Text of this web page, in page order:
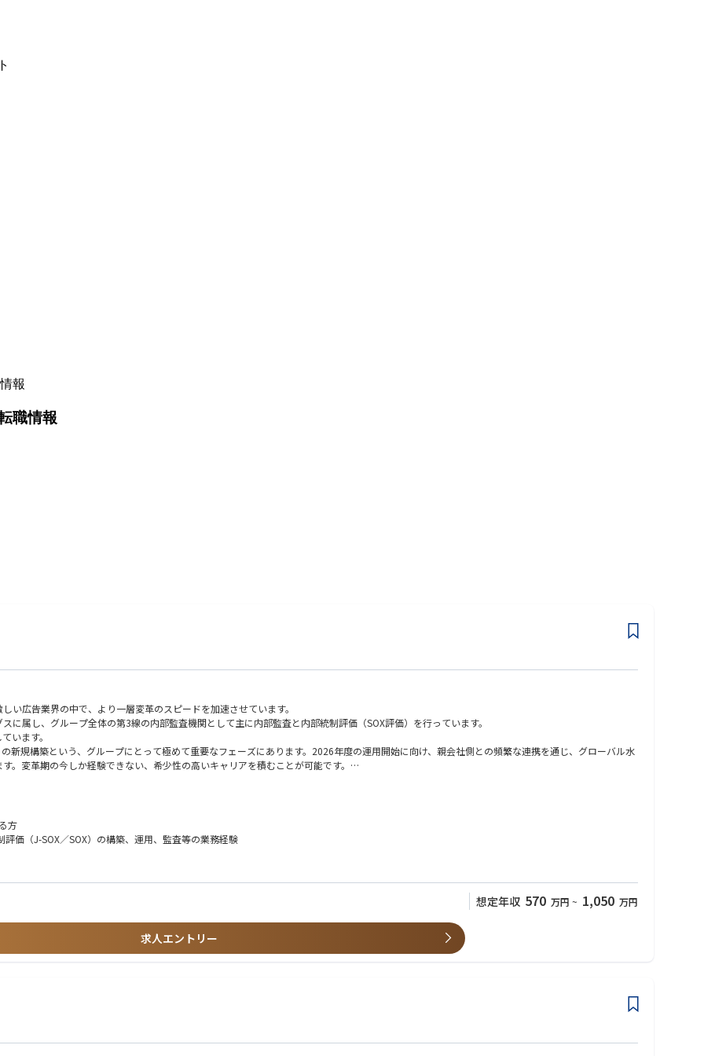
報
職情報
い広告業界の中で、より一層変革のスピードを加速させています。
に属し、グループ全体の第3線の内部監査機関として主に内部監査と内部統制評価（SOX評価）を行っています。
います。
新規構築という、グループにとって極めて重要なフェーズにあります。2026年度の運用開始に向け、親会社側との頻繁な連携を通じ、グローバル水
変革期の今しか経験できない、希少性の高いキャリアを積むことが可能です。
ェクトを設定しています。
方
価（J-SOX／SOX）の構築、運用、監査等の業務経験
想定年収 570 万円 ~ 1,050 万円
求人エントリー